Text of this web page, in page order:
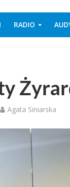
RADIO
Agata Siniarska